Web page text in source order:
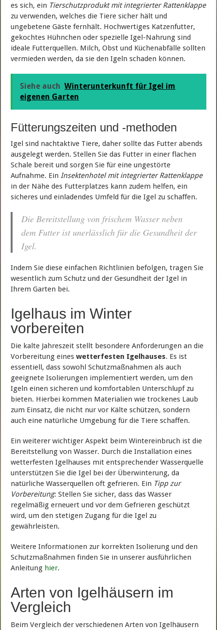
es sich, ein Tierschutzprodukt mit integrierter Rattenklappe
zu verwenden, welches die Tiere sicher hält und
ungebetene Gäste fernhält. Hochwertiges Katzenfutter,
gekochtes Hühnchen oder spezielle Igel-Nahrung sind
ideale Futterquellen. Milch, Obst und Küchenabfälle sollten
vermieden werden, da sie den Igeln schaden können.
Siehe auch Winterunterkunft für Igel im
eigenen Garten
Fütterungszeiten und -methoden
Igel sind nachtaktive Tiere, daher sollte das Futter abends
ausgelegt werden. Stellen Sie das Futter in einer flachen
Schale bereit und sorgen Sie für eine ungestörte
Aufnahme. EinInsektenhotel mit integrierter Rattenklappe
in der Nähe des Futterplatzes kann zudem helfen, ein
sicheres und einladendes Umfeld für die Igel zu schaffen.
Die Bereitstellung von frischem Wasser neben
dem Futter ist unerlässlich für die Gesundheit der
Igel.
Indem Sie diese einfachen Richtlinien befolgen, tragen Sie
wesentlich zum Schutz und der Gesundheit der Igel in
Ihrem Garten bei.
Igelhaus im Winter
vorbereiten
Die kalte Jahreszeit stellt besondere Anforderungen an die
Vorbereitung eineswetterfesten Igelhauses. Es ist
essentiell, dass sowohl Schutzmaßnahmen als auch
geeignete Isolierungen implementiert werden, um den
Igeln einen sicheren und komfortablen Unterschlupf zu
bieten. Hierbei kommen Materialien wie trockenes Laub
zum Einsatz, die nicht nur vor Kälte schützen, sondern
auch eine natürliche Umgebung für die Tiere schaffen.
Ein weiterer wichtiger Aspekt beim Wintereinbruch ist die
Bereitstellung von Wasser. Durch die Installation eines
wetterfesten Igelhauses mit entsprechender Wasserquelle
unterstützen Sie die Igel bei der Überwinterung, da
natürliche Wasserquellen oft gefrieren. Ein Tipp zur
Vorbereitung: Stellen Sie sicher, dass das Wasser
regelmäßig erneuert und vor dem Gefrieren geschützt
wird, um den stetigen Zugang für die Igel zu
gewährleisten.
Weitere Informationen zur korrekten Isolierung und den
Schutzmaßnahmen finden Sie in unserer ausführlichen
Anleitung hier.
Arten von Igelhäusern im
Vergleich
Beim Vergleich der verschiedenen Arten von Igelhäusern